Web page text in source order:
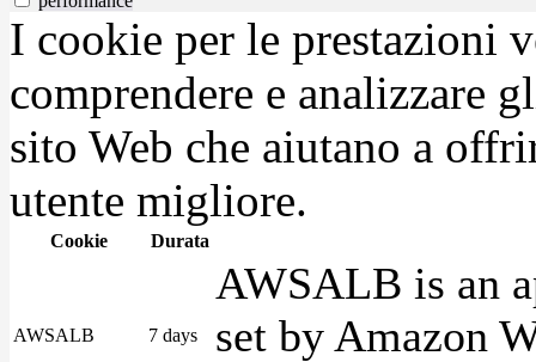
I cookie per le prestazioni
comprendere e analizzare
sito Web che aiutano a
utente migliore.
Cookie Durata
AWSALB 7 days
AWSALB is an
set by Amazon